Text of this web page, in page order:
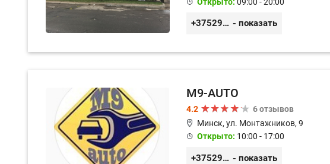
+375293857117 - показать
M9-AUTO
4.2
6 отзывов
Минск, ул. Монтажников, 9
Открыто: 10:00 - 17:00
+375299395764 - показать